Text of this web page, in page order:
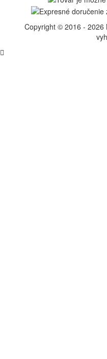
Copyright © 2016 - 2026